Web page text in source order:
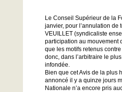
Le Conseil Supérieur de la
janvier, pour l’annulation de
VEUILLET (syndicaliste
participation au mouvement
que les motifs retenus
donc, dans l’arbitraire le
infondée.
Bien que cet Avis de la plus
annoncé il y a quinze jours
Nationale n’a encore pris